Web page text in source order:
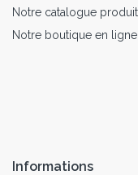
Notre catalogue
Notre boutique en ligne
Informations